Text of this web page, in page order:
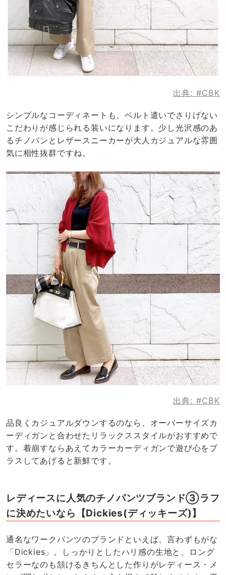
出典: #CBK
シンプルなコーディネートも、ベルト遣いでさりげない
こだわりが感じられる装いになります。少し光沢感のあ
るチノパンとレザースニーカーが大人カジュアルな雰囲
気に相性抜群ですね。
出典: #CBK
品良くカジュアルダウンするのなら、オーバーサイズカ
ーディガンと合わせたリラックススタイルがおすすめで
す。着崩すならあえてカラーカーディガンで遊び心をプ
ラスしてあげると新鮮です。
レディースに人気のチノパンツブランド③ラフ
に決めたいなら【Dickies(ディッキーズ)】
通名なワークパンツのブランドといえば、言わずもがな
「Dickies」。しっかりとしたハリ感の生地と、ロング
セラーなのも頷けるきちんとした作りがレディース・メ